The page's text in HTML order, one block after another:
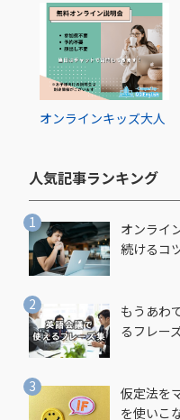
オンラインキッズ大人
人気記事ランキング​
オンライ
続けるコ
もうあわ
るフレー
仮定法を
を使いこ